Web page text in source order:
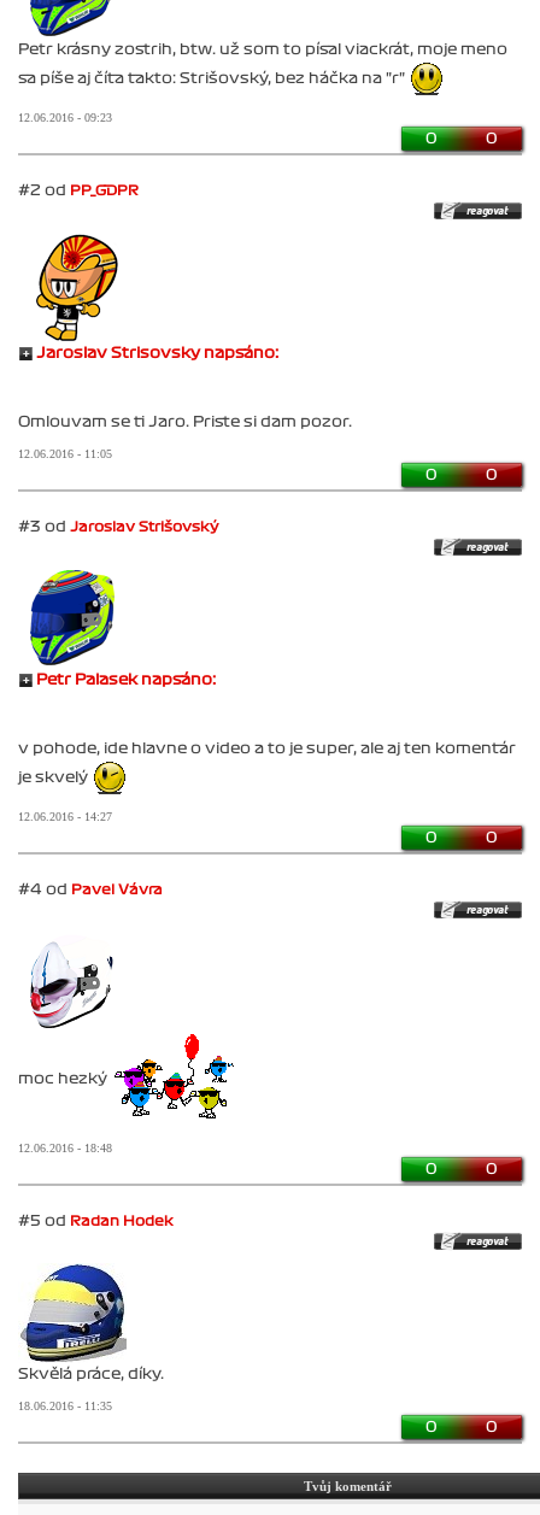
Petr krásny zostrih, btw. už som to písal viackrát, moje meno
sa píše aj číta takto: Strišovský, bez háčka na "r"
12.06.2016 - 09:23
0 0
#2 od PP_GDPR
Jaroslav Strisovsky napsáno:
Omlouvam se ti Jaro. Priste si dam pozor.
12.06.2016 - 11:05
0 0
#3 od Jaroslav Strišovský
Petr Palasek napsáno:
v pohode, ide hlavne o video a to je super, ale aj ten komentár
je skvelý
12.06.2016 - 14:27
0 0
#4 od Pavel Vávra
moc hezký
12.06.2016 - 18:48
0 0
#5 od Radan Hodek
Skvělá práce, díky.
18.06.2016 - 11:35
0 0
Tvůj komentář